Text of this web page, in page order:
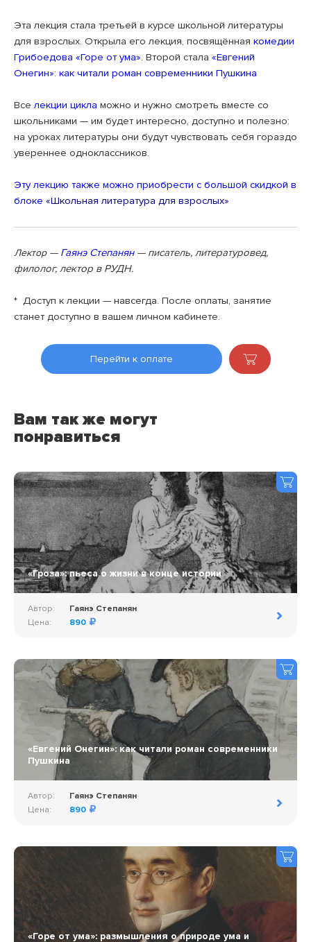
Эта лекция стала третьей в курсе школьной литературы
для взрослых. Открыла его лекция, посвящённая комедии
Грибоедова «Горе от ума». Второй стала «Евгений
Онегин»: как читали роман современники Пушкина
Все лекции цикла можно и нужно смотреть вместе со
школьниками — им будет интересно, доступно и полезно:
на уроках литературы они будут чувствовать себя гораздо
увереннее одноклассников.
Эту лекцию также можно приобрести с большой скидкой в
блоке «Школьная литература для взрослых»
Лектор— Гаянэ Степанян— писатель, литературовед,
филолог, лектор в РУДН.
* Доступ к лекции — навсегда. После оплаты, занятие
станет доступно в вашем личном кабинете.
Перейти к оплате
Вам так же могут
понравиться
«Гроза»: пьеса о жизни в конце истории
Автор:
Гаянэ Степанян
Цена:
890
«Евгений Онегин»: как читали роман современники
Пушкина
Автор:
Гаянэ Степанян
Цена:
890
«Горе от ума»: размышления о природе ума и